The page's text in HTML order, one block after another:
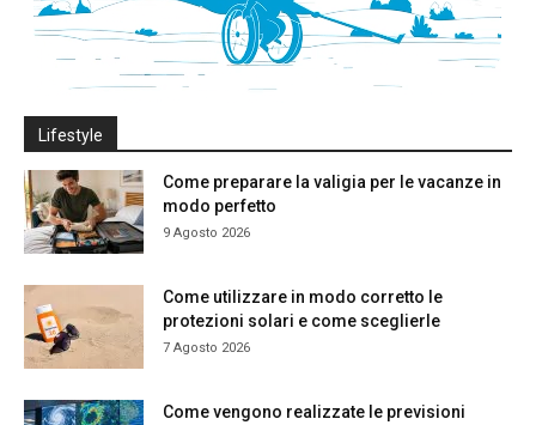
Lifestyle
Come preparare la valigia per le vacanze in
modo perfetto
9 Agosto 2026
Come utilizzare in modo corretto le
protezioni solari e come sceglierle
7 Agosto 2026
Come vengono realizzate le previsioni